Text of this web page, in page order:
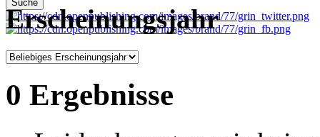
Suche
Erscheinungsjahr
0 Ergebnisse